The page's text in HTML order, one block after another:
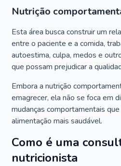
Nutrição
Esta área busca construir um
entre o paciente e a comida,
autoestima, culpa, medos e
que possam prejudicar a
Embora a nutrição
emagrecer, ela não se foca em
mudanças comportamentais
alimentação mais saudável.
Como é uma
nutricionista